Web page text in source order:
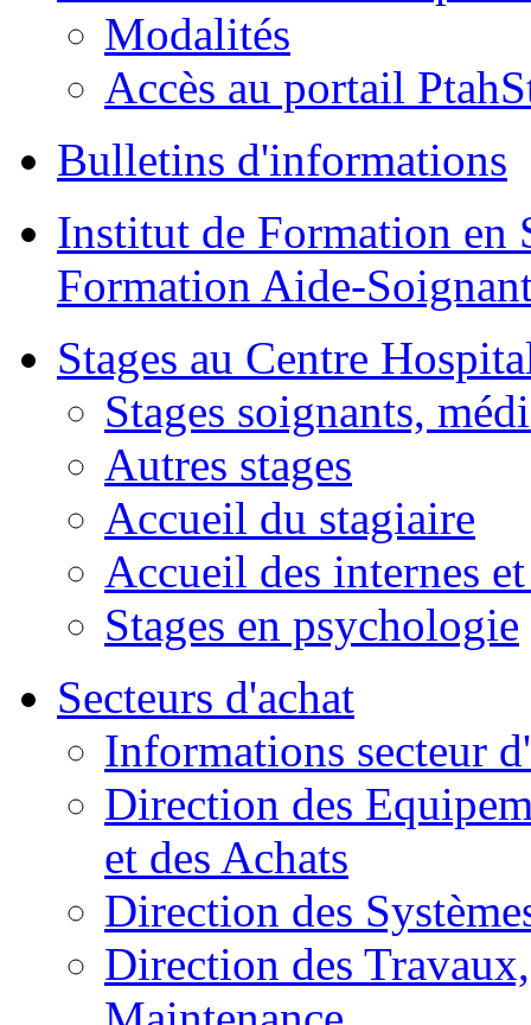
Modalités
Accès au portail
Bulletins d'informations
Institut de Formation
Formation Aide-
Stages au Centre
Stages soignants,
Autres stages
Accueil du stagiaire
Accueil des internes
Stages en psychologie
Secteurs d'achat
Informations secteur
Direction des
et des Achats
Direction des
Direction des